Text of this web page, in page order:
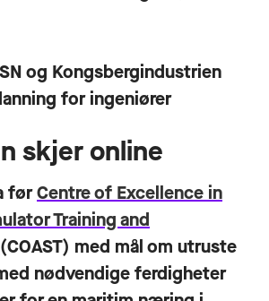
og Kongsbergindustrien
for ingeniører
skjer online
førCentre of Excellence in
Training and
(COAST) med mål om utruste
nødvendige ferdigheter